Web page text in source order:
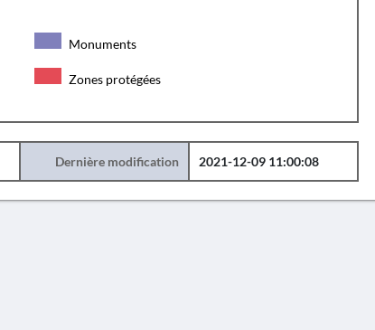
Monuments
Zones protégées
Dernière modification 2021-12-09 11:00:08